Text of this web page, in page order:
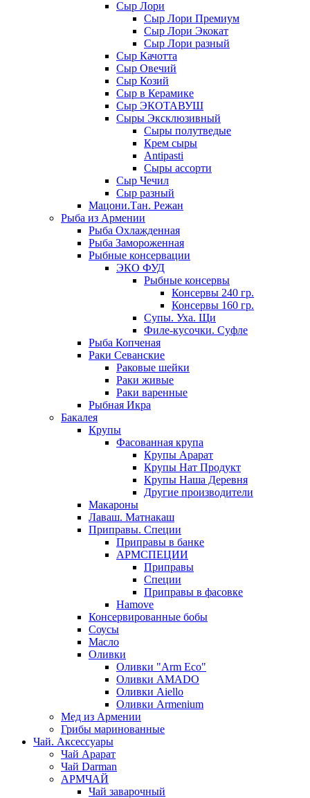
Сыр Лори
Сыр Лори Премиум
Сыр Лори Экокат
Сыр Лори разный
Сыр Качотта
Сыр Овечий
Сыр Козий
Сыр в Керамике
Сыр ЭКОТАВУШ
Сыры Эксклюзивный
Сыры полутведые
Крем сыры
Antipasti
Сыры ассорти
Сыр Чечил
Сыр разный
Мацони.Тан. Режан
Рыба из Армении
Рыба Охлажденная
Рыба Замороженная
Рыбные консервации
ЭКО ФУД
Рыбные консервы
Консервы 240 гр.
Консервы 160 гр.
Супы. Уха. Щи
Филе-кусочки. Суфле
Рыба Копченая
Раки Севанские
Раковые шейки
Раки живые
Раки варенные
Рыбная Икра
Бакалея
Крупы
Фасованная крупа
Крупы Арарат
Крупы Нат Продукт
Крупы Наша Деревня
Другие производители
Макароны
Лаваш. Матнакаш
Приправы. Специи
Приправы в банке
АРМСПЕЦИИ
Приправы
Специи
Приправы в фасовке
Hamove
Консервированные бобы
Соусы
Масло
Оливки
Оливки "Arm Eco"
Оливки AMADO
Оливки Aiello
Оливки Armenium
Мед из Армении
Грибы маринованные
Чай. Аксессуары
Чай Арарат
Чай Darman
АРМЧАЙ
Чай заварочный